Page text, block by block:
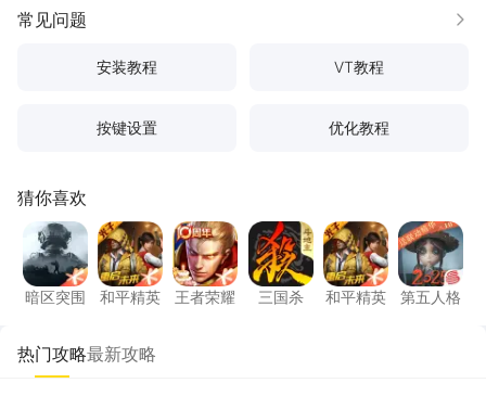
常见问题 更多
安装教程 VT教程
按键设置 优化教程
猜你喜欢
暗区突围
暗区突围
和平精英
和平精英
王者荣耀
王者荣耀
三国杀
三国杀
和平精英
和平精英
第五人
第五人格
热门攻略最新攻略